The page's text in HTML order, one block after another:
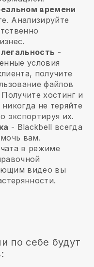
времени
Анализируйте
-
условия
получите
файлов
хостинг и
не теряйте
экспортируя их.
- Blackbell всегда
вам.
в режиме
видео вы
по себе будут